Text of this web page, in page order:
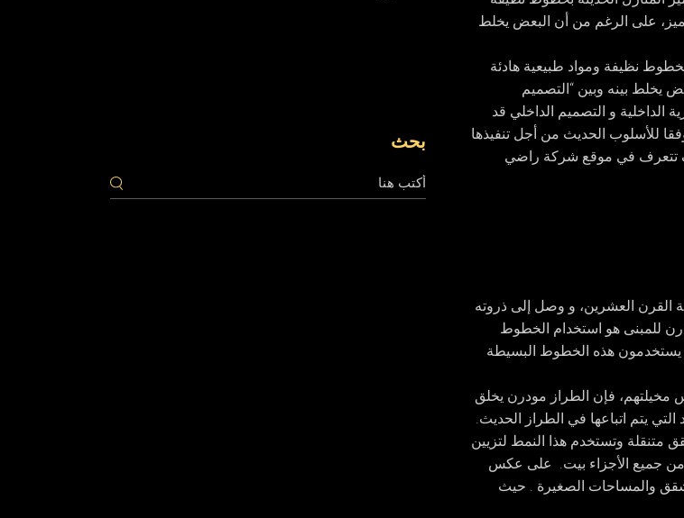
على الرغم من أن البعض يخلط
نظيفة ومواد طبيعية هادئة
يخلط بينه وبين “التصميم
الداخلية و التصميم الداخلي قد
للأسلوب الحديث من أجل تنفيذها
تتعرف في موقع شركة راضي
الناس منذ نهاية القرن 19 وبداية القرن العشرين، و وصل إلى ذروته
الداخلي مودرن للمبنى هو استخدام الخطوط
يستخدمون هذه الخطوط البسيطة
مخيلتهم، فإن الطراز مودرن يخلق
يتم اتباعها في الطراز الحديث.
وتستخدم هذا النمط لتزيين
من جميع الأجزاء بيت. على عكس
والمساحات الصغيرة . حيث
بحث
بحث